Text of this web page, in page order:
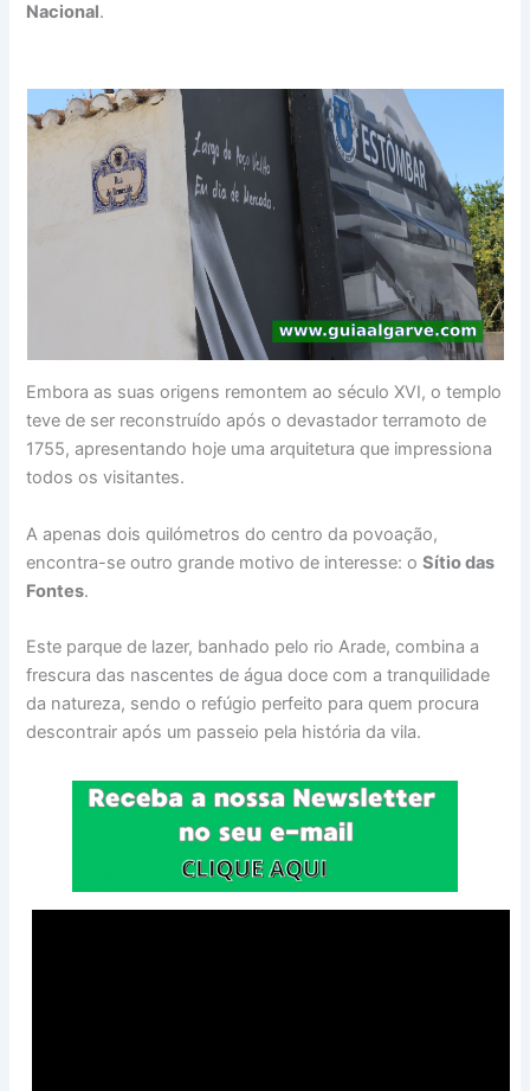
Nacional.
Embora as suas origens remontem ao século XVI, o templo
teve de ser reconstruído após o devastador terramoto de
1755, apresentando hoje uma arquitetura que impressiona
todos os visitantes.
A apenas dois quilómetros do centro da povoação,
encontra-se outro grande motivo de interesse: oSítio das
Fontes.
Este parque de lazer, banhado pelo rio Arade, combina a
frescura das nascentes de água doce com a tranquilidade
da natureza, sendo o refúgio perfeito para quem procura
descontrair após um passeio pela história da vila.